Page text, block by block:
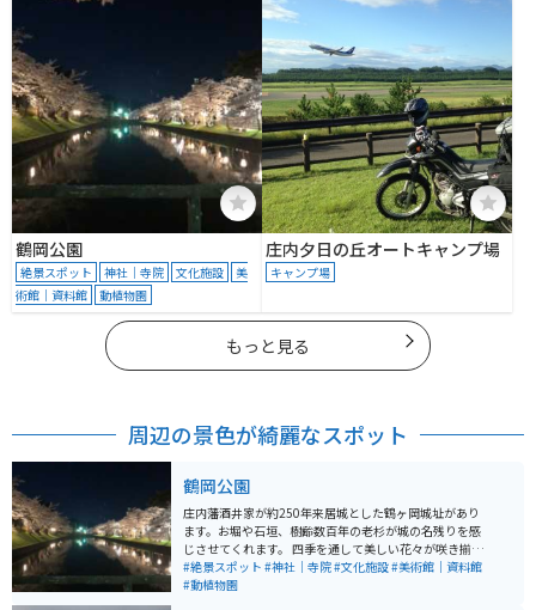
鶴岡公園
絶景スポット 神社｜寺院 文化施設
美
術館｜資料館
動植物園
庄内夕日の丘オートキャンプ場
キャンプ場
もっと見る
周辺の景色が綺麗なスポット
鶴岡公園
庄内藩酒井家が約250年来居城とした鶴ヶ岡城址があり
ます。お堀や石垣、樹齢数百年の老杉が城の名残りを感
じさせてくれます。 四季を通して美しい花々が咲き揃い
「日本さくら名所100選」に選ばれている園内には約71
0本の桜があり、県内でも有数の桜の名所として知られ
#絶景スポット #神社｜寺院#文化施設#美術館｜資料館
#動植物園